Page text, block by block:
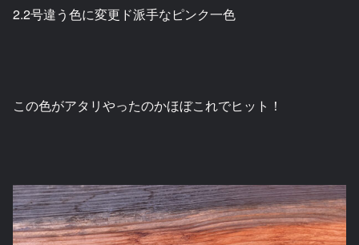
2.2号違う色に変更ド派手なピンク一色
この色がアタリやったのかほぼこれでヒット！